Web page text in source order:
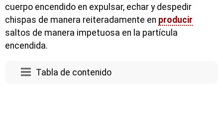
cuerpo encendido en expulsar, echar y despedir
chispas de manera reiteradamente en producir
saltos de manera impetuosa en la partícula
encendida.
Tabla de contenido